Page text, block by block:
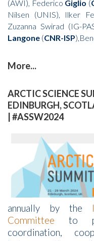
(AWI), Federico Giglio (
Nilsen (UNIS), Ilker
Zuzanna Swirad (IG-
Langone (CNR-ISP
More...
ARCTIC SCIENCE
EDINBURGH,
| #ASSW2024
annually by the
Committee to
coordination,